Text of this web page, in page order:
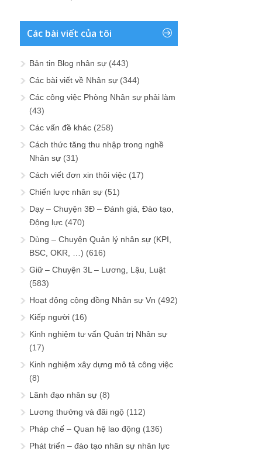
Các bài viết của tôi
Bản tin Blog nhân sự (443)
Các bài viết về Nhân sự (344)
Các công việc Phòng Nhân sự phải làm
(43)
Các vấn đề khác (258)
Cách thức tăng thu nhập trong nghề
Nhân sự (31)
Cách viết đơn xin thôi việc (17)
Chiến lược nhân sự (51)
Dạy – Chuyện 3Đ – Đánh giá, Đào tạo,
Động lực (470)
Dùng – Chuyện Quản lý nhân sự (KPI,
BSC, OKR, …) (616)
Giữ – Chuyện 3L – Lương, Lậu, Luật
(583)
Hoạt động cộng đồng Nhân sự Vn (492)
Kiếp người (16)
Kinh nghiệm tư vấn Quản trị Nhân sự
(17)
Kinh nghiệm xây dựng mô tả công việc
(8)
Lãnh đạo nhân sự (8)
Lương thưởng và đãi ngộ (112)
Pháp chế – Quan hệ lao động (136)
Phát triển – đào tạo nhân sự nhân lực